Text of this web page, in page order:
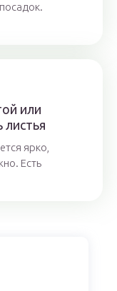
или
ярко,
Есть